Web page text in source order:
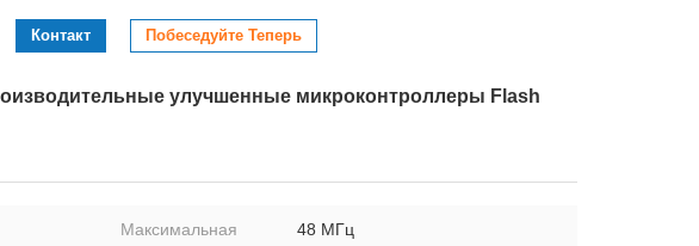
Контакт Побеседуйте Теперь
улучшенные микроконтроллеры Flash
Максимальная
48 МГц